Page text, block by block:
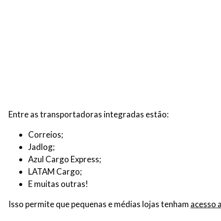
Entre as transportadoras integradas estão:
Correios;
Jadlog;
Azul Cargo Express;
LATAM Cargo;
E muitas outras!
Isso permite que pequenas e médias lojas tenham acesso